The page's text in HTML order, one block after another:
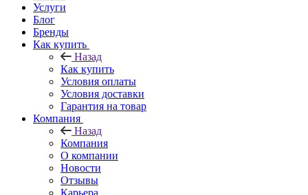
Услуги
Блог
Бренды
Как купить
Назад
Как купить
Условия оплаты
Условия доставки
Гарантия на товар
Компания
Назад
Компания
О компании
Новости
Отзывы
Карьера